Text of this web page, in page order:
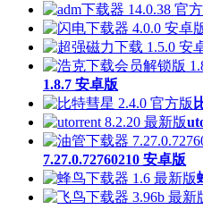
1.8.7 安卓版
7.27.0.72760210 安卓版